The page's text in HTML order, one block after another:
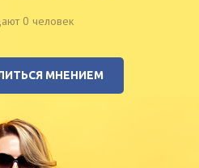
0 человек
МНЕНИЕМ